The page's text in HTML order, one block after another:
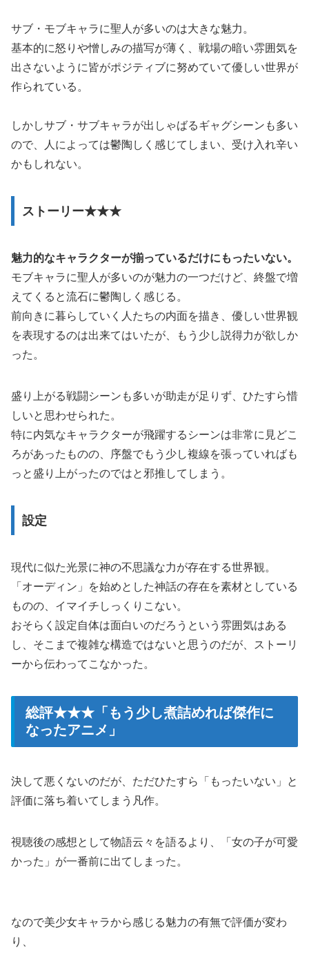
サブ・モブキャラに聖人が多いのは大きな魅力。
基本的に怒りや憎しみの描写が薄く、戦場の暗い雰囲気を
出さないように皆がポジティブに努めていて優しい世界が
作られている。
しかしサブ・サブキャラが出しゃばるギャグシーンも多い
ので、人によっては鬱陶しく感じてしまい、受け入れ辛い
かもしれない。
ストーリー★★★
魅力的なキャラクターが揃っているだけにもったいない。
モブキャラに聖人が多いのが魅力の一つだけど、終盤で増
えてくると流石に鬱陶しく感じる。
前向きに暮らしていく人たちの内面を描き、優しい世界観
を表現するのは出来てはいたが、もう少し説得力が欲しか
った。
盛り上がる戦闘シーンも多いが助走が足りず、ひたすら惜
しいと思わせられた。
特に内気なキャラクターが飛躍するシーンは非常に見どこ
ろがあったものの、序盤でもう少し複線を張っていればも
っと盛り上がったのではと邪推してしまう。
設定
現代に似た光景に神の不思議な力が存在する世界観。
「オーディン」を始めとした神話の存在を素材としている
ものの、イマイチしっくりこない。
おそらく設定自体は面白いのだろうという雰囲気はある
し、そこまで複雑な構造ではないと思うのだが、ストーリ
ーから伝わってこなかった。
総評★★★「もう少し煮詰めれば傑作に
なったアニメ」
決して悪くないのだが、ただひたすら「もったいない」と
評価に落ち着いてしまう凡作。
視聴後の感想として物語云々を語るより、「女の子が可愛
かった」が一番前に出てしまった。
なので美少女キャラから感じる魅力の有無で評価が変わ
り、